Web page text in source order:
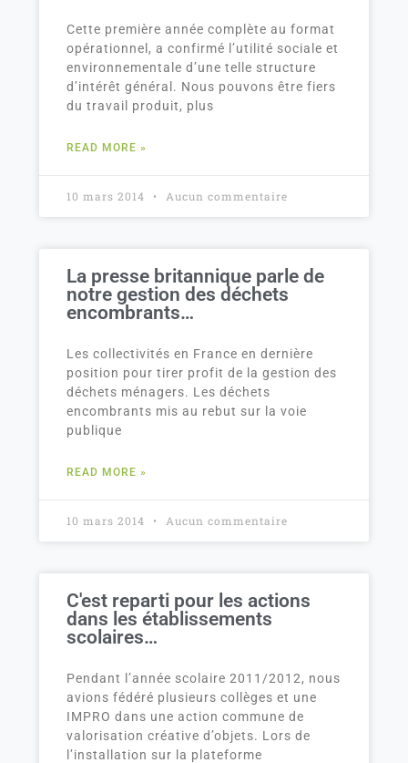
Cette première année complète au format
opérationnel, a confirmé l’utilité sociale et
environnementale d’une telle structure
d’intérêt général. Nous pouvons être fiers
du travail produit, plus
READ MORE »
10 mars 2014 Aucun commentaire
La presse britannique parle de
notre gestion des déchets
encombrants…
Les collectivités en France en dernière
position pour tirer profit de la gestion des
déchets ménagers. Les déchets
encombrants mis au rebut sur la voie
publique
READ MORE »
10 mars 2014 Aucun commentaire
C'est reparti pour les actions
dans les établissements
scolaires…
Pendant l’année scolaire 2011/2012, nous
avions fédéré plusieurs collèges et une
IMPRO dans une action commune de
valorisation créative d’objets. Lors de
l’installation sur la plateforme